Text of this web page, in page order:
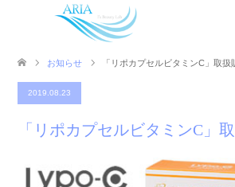
お知らせ 「リポカプセルビタミンC」取扱
2019.08.23
「リポカプセルビタミンC」